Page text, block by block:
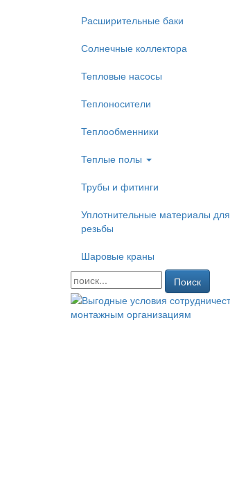
Расширительные баки
Солнечные коллектора
Тепловые насосы
Теплоносители
Теплообменники
Теплые полы
Трубы и фитинги
Уплотнительные материалы для
резьбы
Шаровые краны
Поиск